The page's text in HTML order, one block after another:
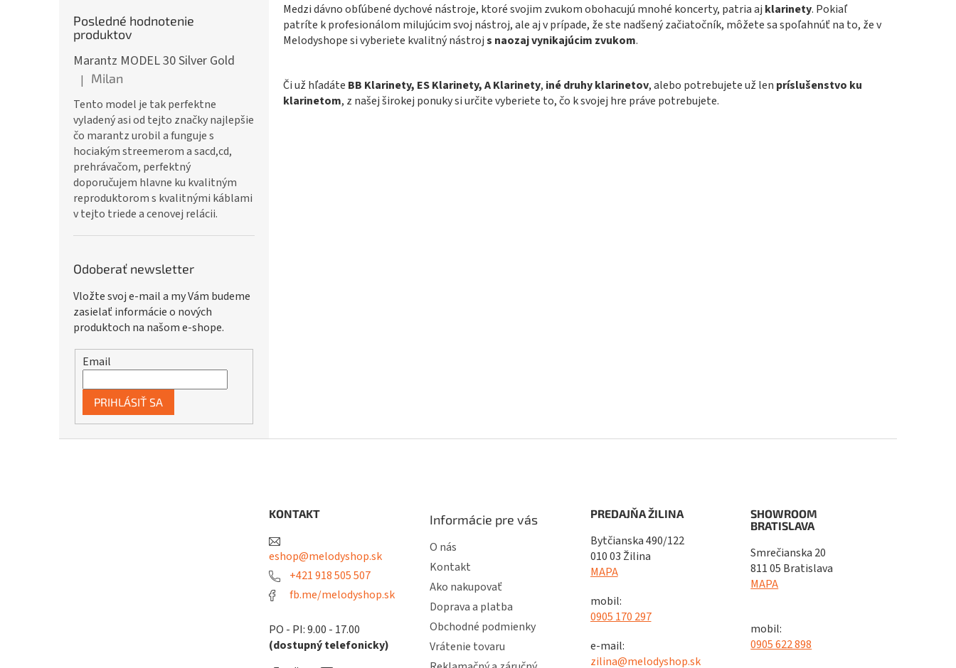
Posledné hodnotenie
produktov
Marantz MODEL 30 Silver Gold
Hodnotenie produktu je 5 z 5 hviezdičiek.
| Milan
Tento model je tak perfektne
vyladený asi od tejto značky najlepšie
čo marantz urobil a funguje s
hociakým streemerom a sacd,cd,
prehrávačom, perfektný
doporučujem hlavne ku kvalitným
reproduktorom s kvalitnými káblami
v tejto triede a cenovej relácii.
Odoberať newsletter
Vložte svoj e-mail a my Vám budeme
zasielať informácie o nových
produktoch na našom e-shope.
Email
PRIHLÁSIŤ SA
a
c
i
r
v
k
v
a
n
Medzi dávno obľúbené dychové nástroje, ktoré svojim zvukom obohacujú mnohé koncerty, patria aj klarinety. Pokiaľ
patríte k profesionálom milujúcim svoj nástroj, ale aj v prípade, že ste nadšený začiatočník, môžete sa spoľahnúť na to, že v
Melodyshope si vyberiete kvalitný nástrojs naozaj vynikajúcim zvukom.
Či už hľadáte BB Klarinety, ES Klarinety, A Klarinety, iné druhy klarinetov, alebo potrebujete už len príslušenstvo ku
klarinetom, z našej širokej ponuky si určite vyberiete to, čo k svojej hre práve potrebujete.
KONTAKT
eshop@melodyshop.sk
+421 918 505 507
fb.me/melodyshop.sk
PO - PI: 9.00 - 17.00
(dostupný telefonicky)
Informácie pre vás
O nás
Kontakt
Ako nakupovať
Doprava a platba
Obchodné podmienky
Vrátenie tovaru
PREDAJŇA ŽILINA
Bytčianska 490/122
010 03 Žilina
MAPA
mobil:
0905 170 297
e-mail:
zilina@melodyshop.sk
SHOWROOM
BRATISLAVA
Smrečianska 20
811 05 Bratislava
MAPA
mobil:
0905 622 898